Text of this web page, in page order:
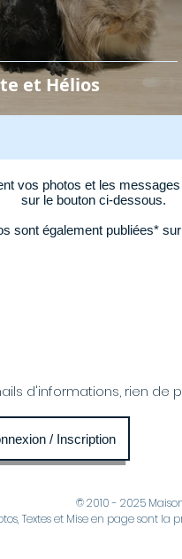
et Hélios
vos photos et les
sur le bouton ci-dessous.
sont également publiées*
d'informations, rien de
/ Inscription
© 2010 - 2025
Textes et Mise en page sont